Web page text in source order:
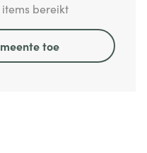
bereikt
toe